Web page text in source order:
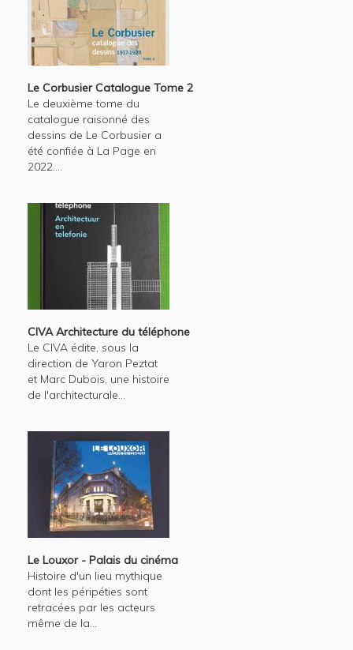
Le Corbusier Catalogue Tome 2
Le deuxième tome du
catalogue raisonné des
dessins de Le Corbusier a
été confiée à La Page en
2022....
CIVA Architecture du téléphone
Le CIVA édite, sous la
direction de Yaron Peztat
et Marc Dubois, une histoire
de l'architecturale...
Le Louxor - Palais du cinéma
Histoire d'un lieu mythique
dont les péripéties sont
retracées par les acteurs
même de la...